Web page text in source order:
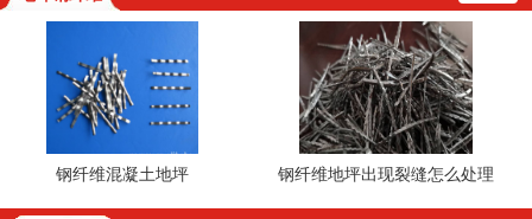
钢纤维混凝土地坪 钢纤维地坪出现裂缝怎么处理